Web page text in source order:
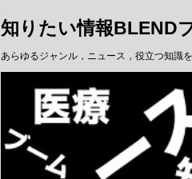
知りたい情報BLEND
あらゆるジャンル，ニュース，役立つ知識